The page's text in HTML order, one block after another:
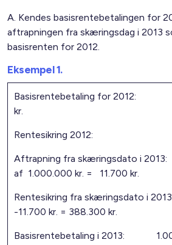
A. Kendes basisrentebetalingen for
aftrapningen fra skæringsdag i 2013
basisrenten for 2012.
Eksempel 1.
Basisrentebetaling for
kr.
Rentesikring 2012:
Aftrapning fra skæringsdato i 2013:
af 1.000.000 kr. = 11.700 kr.
Rentesikring fra skæringsdato i
-11.700 kr. = 388.300 kr.
Basisrentebetaling i 2013: